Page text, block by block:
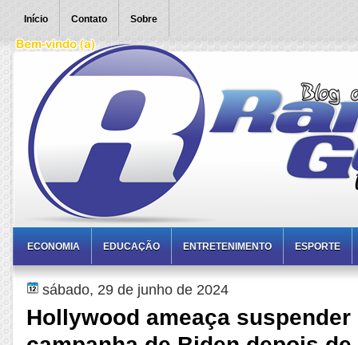
Início Contato Sobre
ECONOMIA EDUCAÇÃO ENTRETENIMENTO ESPORTE
sábado, 29 de junho de 2024
Hollywood ameaça suspender